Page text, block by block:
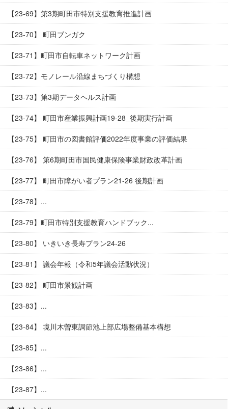
【23-69】第3期町田市特別支援教育推進計画
【23-70】 町田ブンガク
【23-71】町田市自転車ネットワーク計画
【23-72】モノレール沿線まちづくり構想
【23-73】第3期データヘルス計画
【23-74】 町田市産業振興計画19-28_後期実行計画
【23-75】 町田市の図書館評価2022年度事業の評価結果
【23-76】 第6期町田市国民健康保険事業財政改革計画
【23-77】 町田市障がい者プラン21-26 後期計画
【23-78】...
【23-79】町田市特別支援教育ハンドブック...
【23-80】 いきいき長寿プラン24-26
【23-81】 議会年報（令和5年議会活動状況）
【23-82】 町田市景観計画
【23-83】...
【23-84】 境川木曽東調節池上部広場整備基本構想
【23-85】...
【23-86】...
【23-87】...